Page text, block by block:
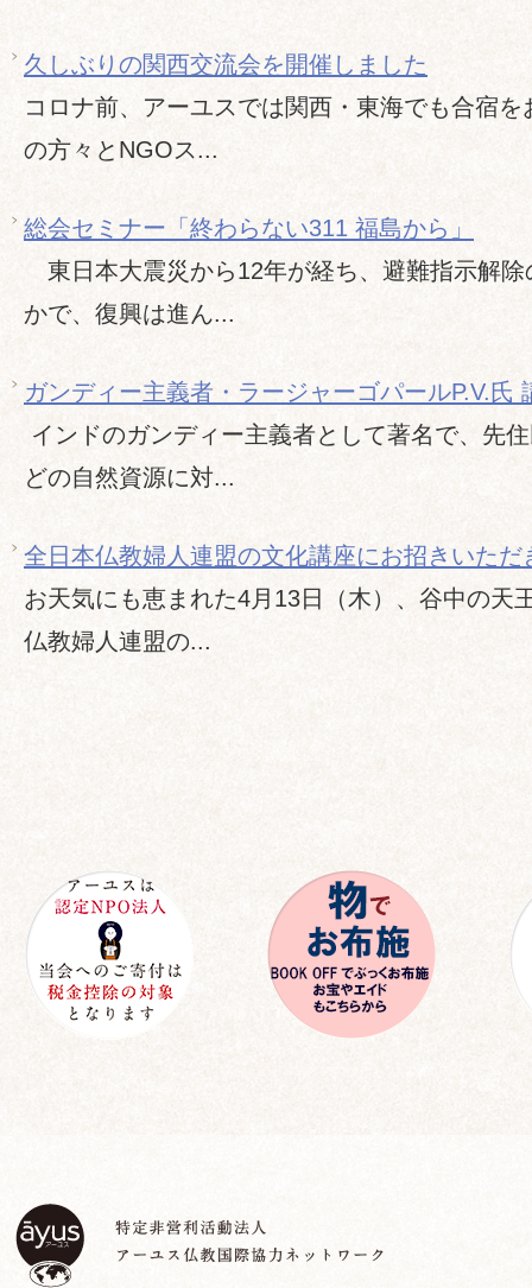
久しぶりの関西交流会を開催しました
コロナ前、アーユスでは関西・東海でも合宿
の方々とNGOス...
総会セミナー「終わらない311 福島から」
東日本大震災から12年が経ち、避難指示解除
かで、復興は進ん...
ガンディー主義者・ラージャーゴパールP.V.氏
インドのガンディー主義者として著名で、先
どの自然資源に対...
全日本仏教婦人連盟の文化講座にお招きいただ
お天気にも恵まれた4月13日（木）、谷中の天
仏教婦人連盟の...